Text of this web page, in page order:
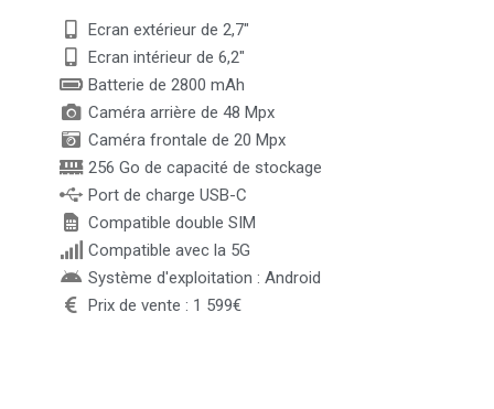
Ecran extérieur de 2,7"
Ecran intérieur de 6,2"
Batterie de 2800 mAh
Caméra arrière de 48 Mpx
Caméra frontale de 20 Mpx
256 Go de capacité de stockage
Port de charge USB-C
Compatible double SIM
Compatible avec la 5G
Système d'exploitation : Android
Prix de vente : 1 599€